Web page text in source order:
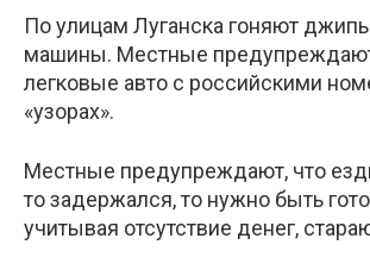
По улицам Луганска гоняют
машины. Местные предупреждают,
легковые авто с российскими
«узорах».
Местные предупреждают, что
то задержался, то нужно быть
учитывая отсутствие денег,